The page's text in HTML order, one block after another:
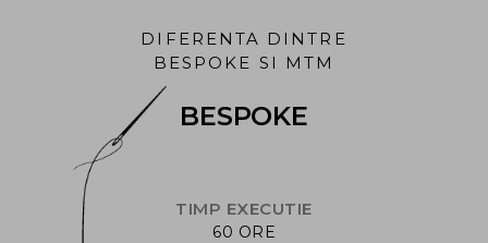
DIFERENTA DINTRE
BESPOKE SI MTM
BESPOKE
TIMP EXECUTIE
60 ORE